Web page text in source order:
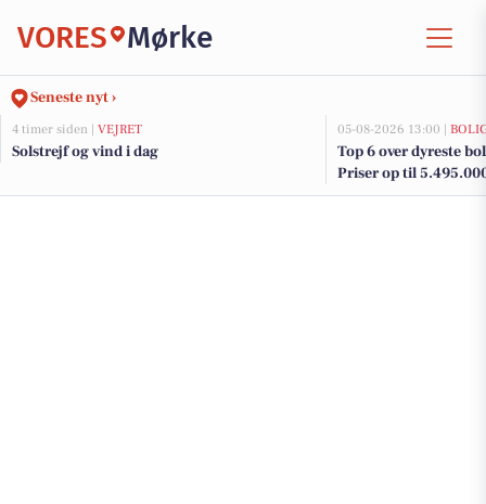
VORES Mørke
Seneste nyt ›
4 timer siden | VEJRET
Solstrejf og vind i dag
05-08-2026 13:00 |
Top 6 over dyreste
Priser op til